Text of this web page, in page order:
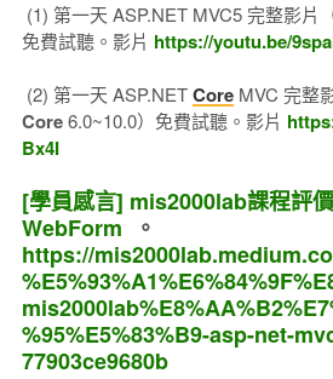
(1) 第一天 ASP.NET MVC5 完整影片
免費試聽。影片 https://youtu.be/
(2) 第一天 ASP.NETCoreMVC 完整
Core6.0~10.0）免費試聽。影片
Bx4I
[學員感言] mis2000lab課程評
WebForm 。
https://
%95%E5%83%B9-asp-net-
77903ce9680b